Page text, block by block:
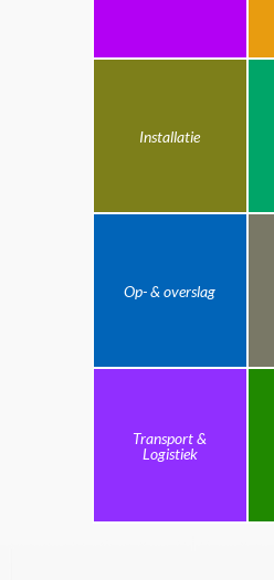
Installatie
Op- & overslag
Transport &
Logistiek